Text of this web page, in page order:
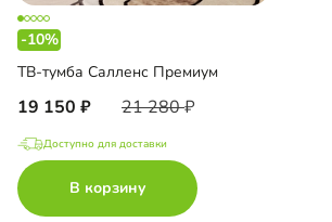
-10%
ТВ-тумба Салленс Премиум
19 150 21 280
Доступно для доставки
В корзину